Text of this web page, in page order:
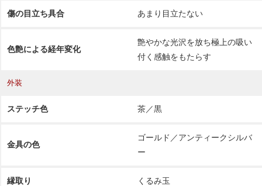
傷の目立ち具合 あまり目立たない
色艶による経年変化
艶やかな光沢を放ち極上の吸い
付く感触をもたらす
外装
ステッチ色 茶／黒
金具の色
ゴールド／アンティークシルバ
ー
縁取り くるみ玉